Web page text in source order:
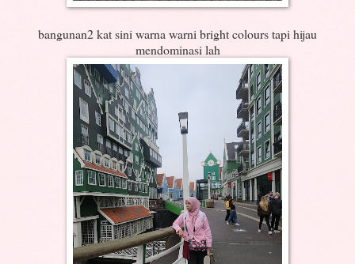
bangunan2 kat sini warna warni bright colours tapi hijau
mendominasi lah